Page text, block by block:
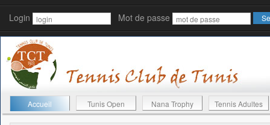
Login Mot de passe
Accueil Tunis Open Nana Trophy Tennis Adultes